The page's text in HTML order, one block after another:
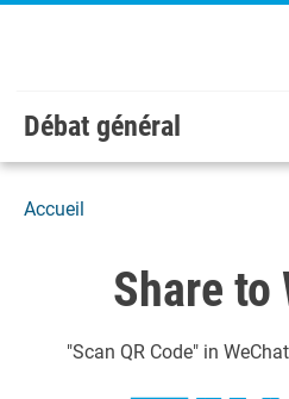
Skip to main content / navigation
Bienvenue aux Nations Unies
Débat général
Accueil
Share to
"Scan QR Code" in